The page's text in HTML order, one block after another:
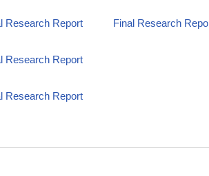
Research Report Final Research
Research Report
Research Report